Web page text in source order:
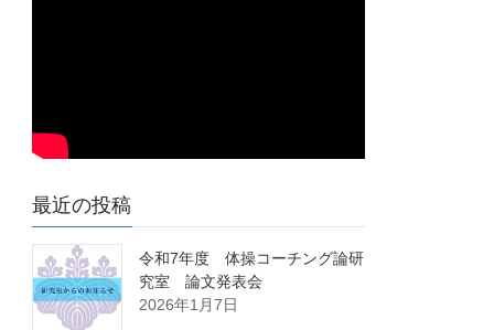
最近の投稿
令和7年度 体操コーチング論研
究室 論文発表会
2026年1月7日